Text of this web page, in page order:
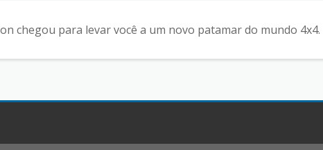
chegou para levar você a um novo patamar do mundo 4x4.